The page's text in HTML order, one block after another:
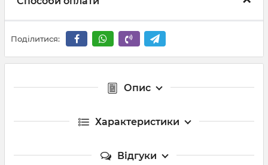
Поділитися:
Опис
Характеристики
Відгуки